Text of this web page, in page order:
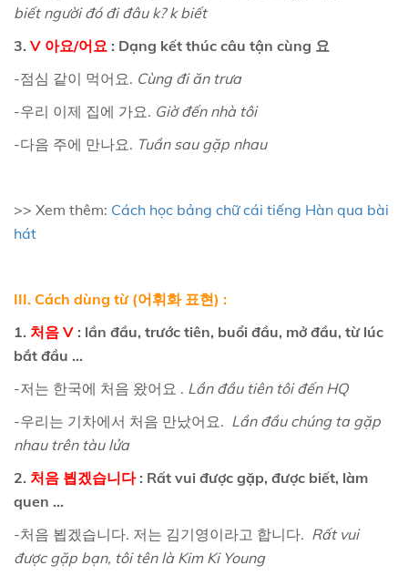
biết người đó đi đâu k? k biết
3. V 아요/어요 : Dạng kết thúc câu tận cùng 요
-점심 같이 먹어요. Cùng đi ăn trưa
-우리 이제 집에 가요. Giờ đến nhà tôi
-다음 주에 만나요. Tuần sau gặp nhau
>> Xem thêm: Cách học bảng chữ cái tiếng Hàn qua bài
hát
III. Cách dùng từ (어휘화 표현) :
1. 처음 V : lần đầu, trước tiên, buổi đầu, mở đầu, từ lúc
bắt đầu ...
-저는 한국에 처음 왔어요 . Lần đầu tiên tôi đến HQ
-우리는 기차에서 처음 만났어요. Lần đầu chúng ta gặp
nhau trên tàu lửa
2. 처음 뵙겠습니다: Rất vui được gặp, được biết, làm
quen ...
-처음 뵙겠습니다. 저는 김기영이라고 합니다. Rất vui
được gặp bạn, tôi tên là Kim Ki Young